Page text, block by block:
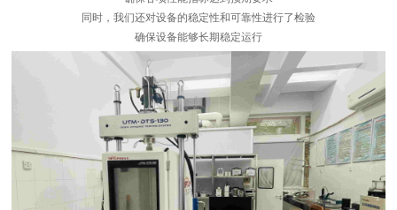
同时，我们还对设备的稳定性和可靠性进行了检验
确保设备能够长期稳定运行